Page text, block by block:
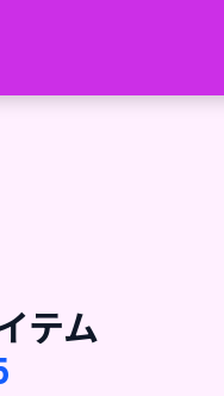
テム